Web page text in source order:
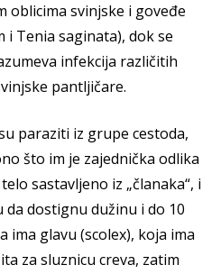
oblicima svinjske i goveđe
Tenia saginata), dok se
infekcija različitih
pantljičare.
paraziti iz grupe cestoda,
što im je zajednička odlika
sastavljeno iz „članaka“, i
dostignu dužinu i do 10
ima glavu (scolex), koja ima
za sluznicu creva, zatim